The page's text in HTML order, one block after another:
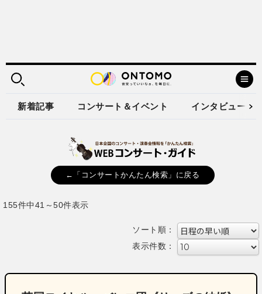
新着記事 コンサート＆イベント インタビュー
←「コンサートかんたん検索」に戻る
155件中41～50件表示
ソート順：
表示件数：